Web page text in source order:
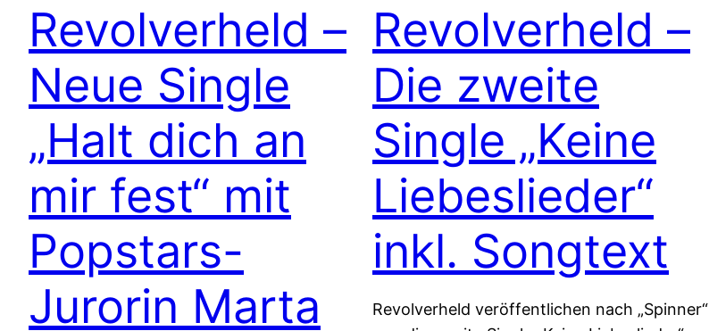
Revolverheld –
Neue Single
„Halt dich an
mir fest“ mit
Popstars-
Jurorin Marta
Revolverheld –
Die zweite
Single „Keine
Liebeslieder“
inkl. Songtext
Revolverheld veröffentlichen nach „Spinner“